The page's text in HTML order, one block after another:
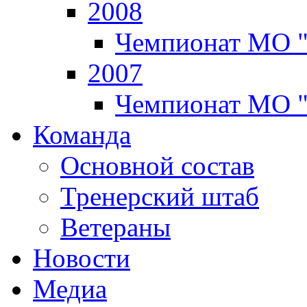
2008
Чемпионат МО
2007
Чемпионат МО
Команда
Основной состав
Тренерский штаб
Ветераны
Новости
Медиа